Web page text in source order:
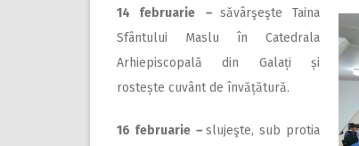
14 februarie – săvârşeşte Taina
Sfântului Maslu în Catedrala
Arhiepiscopală din Galați și
rostește cuvânt de învățătură.
16 februarie – slujeşte, sub protia